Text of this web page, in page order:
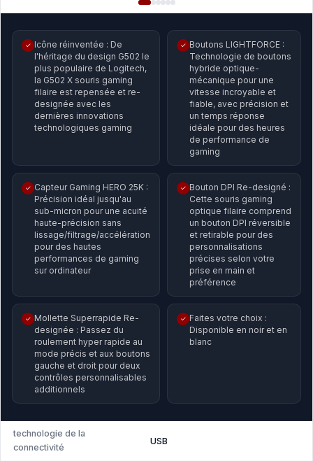
✓ Icône réinventée : De
l'héritage du design G502 le
plus populaire de Logitech,
la G502 X souris gaming
filaire est repensée et re-
designée avec les
dernières innovations
technologiques gaming
✓ Boutons LIGHTFORCE :
Technologie de boutons
hybride optique-
mécanique pour une
vitesse incroyable et
fiable, avec précision et
un temps réponse
idéale pour des heures
de performance de
gaming
✓ Capteur Gaming HERO 25K :
Précision idéal jusqu'au
sub-micron pour une acuité
haute-précision sans
lissage/filtrage/accélération
pour des hautes
performances de gaming
sur ordinateur
✓ Bouton DPI Re-designé :
Cette souris gaming
optique filaire comprend
un bouton DPI réversible
et retirable pour des
personnalisations
précises selon votre
prise en main et
préférence
✓ Mollette Superrapide Re-
designée : Passez du
roulement hyper rapide au
mode précis et aux boutons
gauche et droit pour deux
contrôles personnalisables
additionnels
✓ Faites votre choix :
Disponible en noir et en
blanc
technologie de la
connectivité
USB